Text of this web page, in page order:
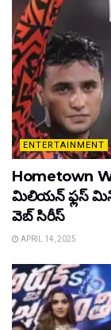
ENTERTAINMENT
Hometown
మిలియన్ ఫ్లస్
వెబ్ సిరీస్
APRIL 14, 2025